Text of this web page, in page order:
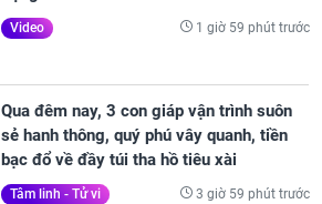
Video 1 giờ 59 phút trước
Qua đêm nay, 3 con giáp vận trình suôn
sẻ hanh thông, quý phú vây quanh, tiền
bạc đổ về đầy túi tha hồ tiêu xài
Tâm linh - Tử vi 3 giờ 59 phút trước